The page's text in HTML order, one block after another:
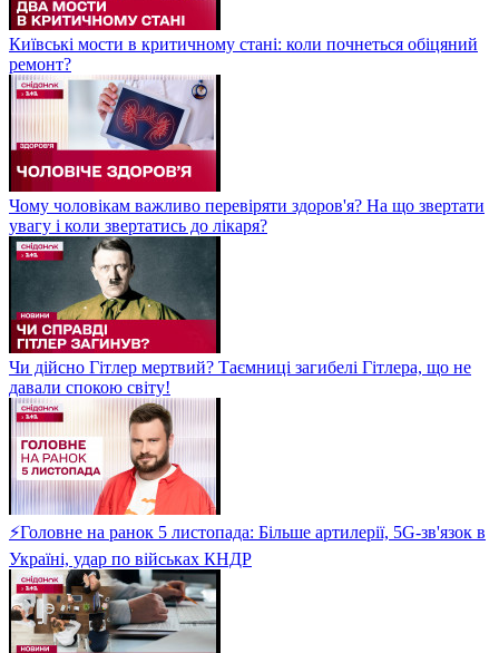
Київські мости в критичному стані: коли почнеться обіцяний
ремонт?
Чому чоловікам важливо перевіряти здоров'я? На що звертати
увагу і коли звертатись до лікаря?
Чи дійсно Гітлер мертвий? Таємниці загибелі Гітлера, що не
давали спокою світу!
⚡Головне на ранок 5 листопада: Більше артилерії, 5G-зв'язок в
Україні, удар по військах КНДР